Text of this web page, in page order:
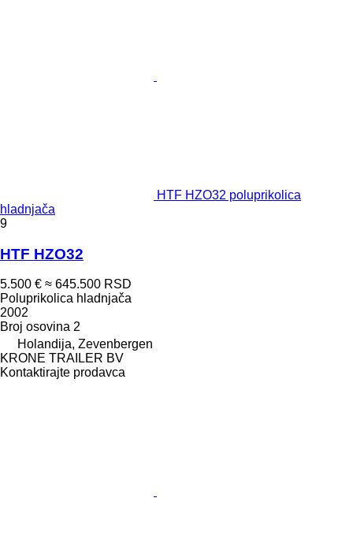
HTF HZO32 poluprikolica
hladnjača
9
HTF HZO32
5.500 € ≈ 645.500 RSD
Poluprikolica hladnjača
2002
Broj osovina 2
Holandija, Zevenbergen
KRONE TRAILER BV
Kontaktirajte prodavca